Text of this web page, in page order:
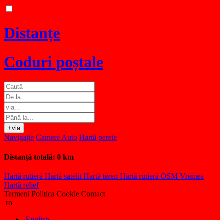
Distanțe
Coduri poștale
+via
Navigație Camere Auto Hartă perete
Distanță totală: 0 km
Hartă rutieră Hartă satelit Hartă teren Hartă rutieră OSM Vremea
Hartă relief
Termeni Politica Cookie Contact
ro